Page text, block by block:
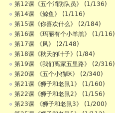
第12课《五个消防队员》 (1/136)
第14课 《鲸鱼》 (1/116)
第15课《你喜欢什么》 (2/184)
第16课 《玛丽有个小羊羔》 (1/116)
第17课 《风》 (2/148)
第18课《秋天的叶子》(1/84)
第19课 《我们离家五里路》 (2/316)
第20课 《五个小猫咪》 (2/340)
第21课《狮子和老鼠1》 (1/160)
第22课《狮子和老鼠2》 (1/156)
第23课 《狮子和老鼠3》 (1/200)